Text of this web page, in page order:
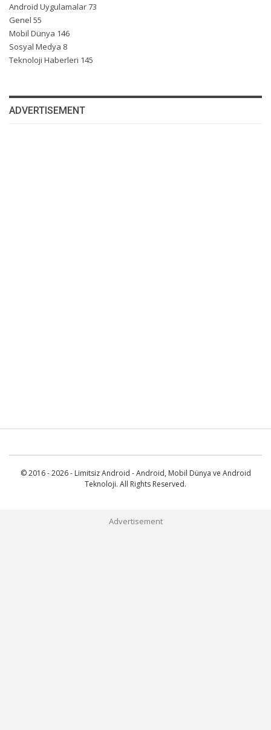
Android Uygulamalar73
Genel 55
Mobil Dünya 146
Sosyal Medya 8
Teknoloji Haberleri 145
ADVERTISEMENT
© 2016 - 2026 - Limitsiz Android - Android, Mobil Dünya ve Android
Teknoloji. All Rights Reserved.
Advertisement